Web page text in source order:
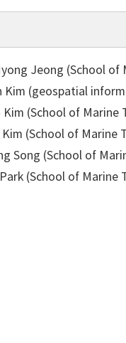
Jeong (School
Kim (geospatial
Kim (School of
Kim (School of
Song (School of
Park (School of